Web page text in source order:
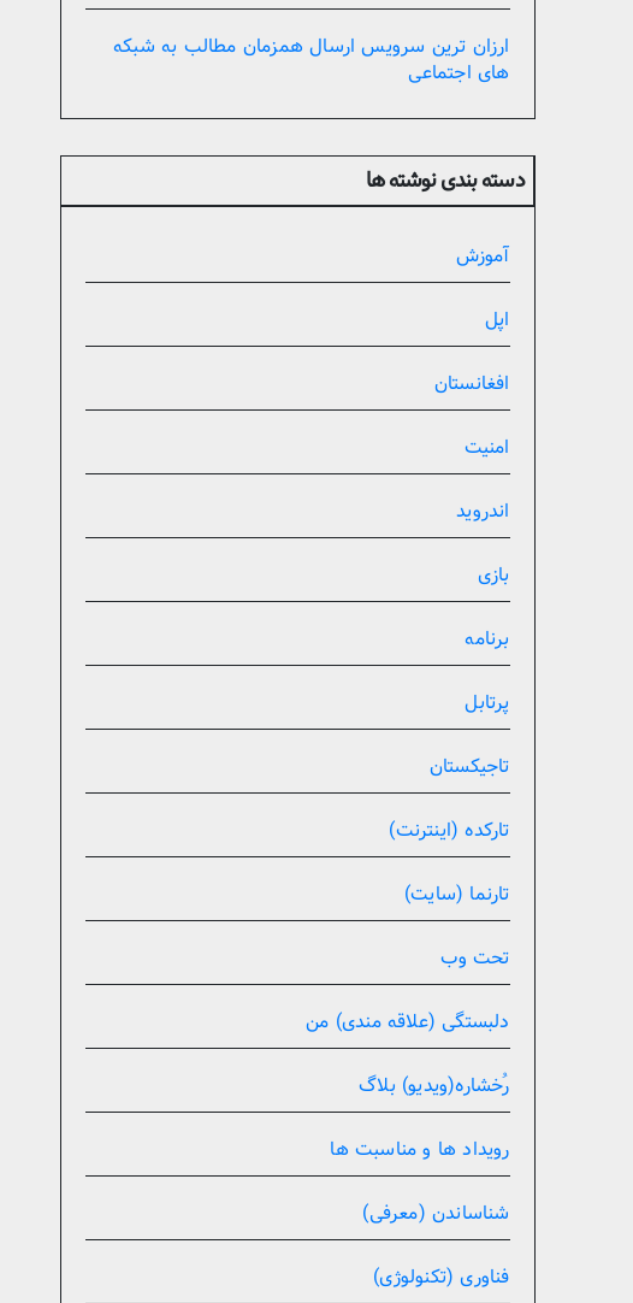
ارزان ترین سرویس ارسال همزمان مطالب به شبکه
های اجتماعی
دسته بندی نوشته ها
آموزش
اپل
افغانستان
امنیت
اندروید
بازی
برنامه
پرتابل
تاجیکستان
تارکده (اینترنت)
تارنما (سایت)
تحت وب
دلبستگی (علاقه مندی) من
رُخشاره(ویدیو) بلاگ
رویداد ها و مناسبت ها
شناساندن (معرفی)
فناوری (تکنولوژی)